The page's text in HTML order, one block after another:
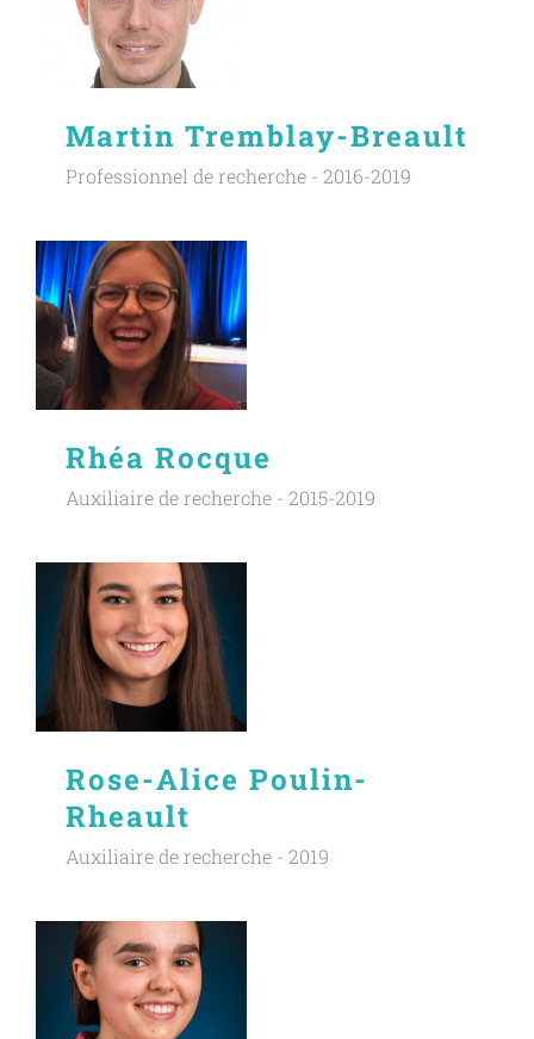
Martin Tremblay-Breault
Professionnel de recherche - 2016-2019
Rhéa Rocque
Auxiliaire de recherche - 2015-2019
Rose-Alice Poulin-
Rheault
Auxiliaire de recherche - 2019